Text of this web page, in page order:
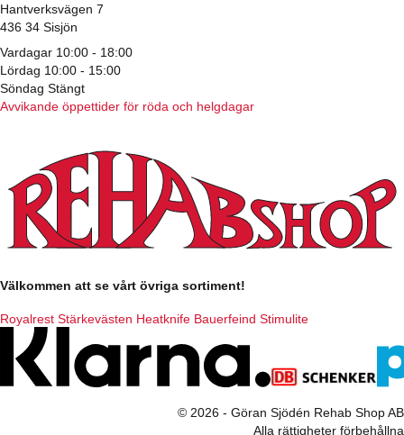
Hantverksvägen 7
436 34 Sisjön
Vardagar 10:00 - 18:00
Lördag 10:00 - 15:00
Söndag Stängt
Avvikande öppettider för röda och helgdagar
Välkommen att se vårt övriga sortiment!
Royalrest Stärkevästen Heatknife Bauerfeind Stimulite
© 2026 - Göran Sjödén Rehab Shop AB
Alla rättigheter förbehållna